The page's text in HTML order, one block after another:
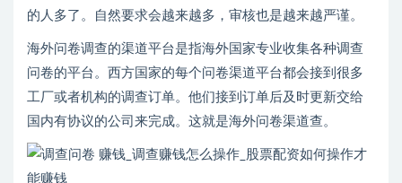
的人多了。自然要求会越来越多，审核也是越来越严谨。
海外问卷调查的渠道平台是指海外国家专业收集各种调查
问卷的平台。西方国家的每个问卷渠道平台都会接到很多
工厂或者机构的调查订单。他们接到订单后及时更新交给
国内有协议的公司来完成。这就是海外问卷渠道查。